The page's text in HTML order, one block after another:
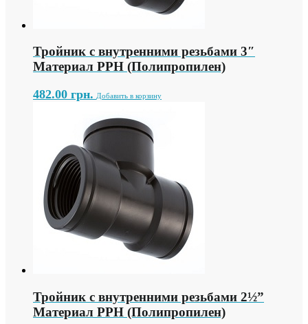
Тройник с внутренними резьбами 3″
Материал PPH (Полипропилен)
482.00 грн. Добавить в корзину
Тройник с внутренними резьбами 2½”
Материал PPH (Полипропилен)